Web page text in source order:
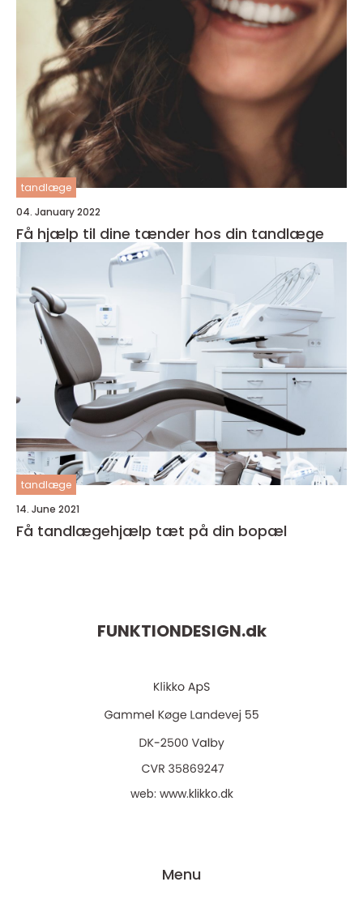
tandlæge
04. January 2022
Få hjælp til dine tænder hos din tandlæge
tandlæge
14. June 2021
Få tandlægehjælp tæt på din bopæl
FUNKTIONDESIGN.dk
web: www.klikko.dk
Menu